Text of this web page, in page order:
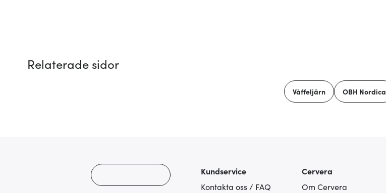
Relaterade sidor
Våffeljärn OBH Nordica
Kundservice
Kontakta oss / FAQ
Cervera
Om Cervera